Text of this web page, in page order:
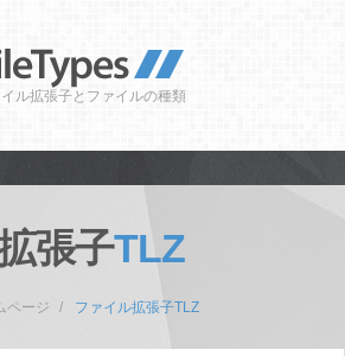
ル拡張子とファイルの種類
張子TLZ
ページ ファイル拡張子TLZ